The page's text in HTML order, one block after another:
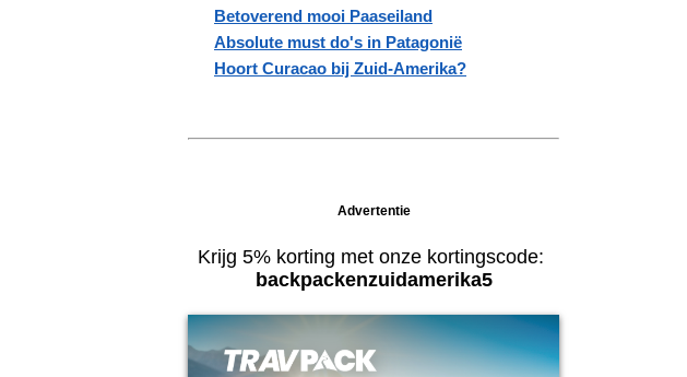
Betoverend mooi Paaseiland
Absolute must do's in Patagonië
Hoort Curacao bij Zuid-Amerika?
Advertentie
Krijg 5% korting met onze kortingscode:
backpackenzuidamerika5